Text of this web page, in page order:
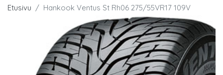
Etusivu Hankook Ventus St Rh06 275/55VR17 109V